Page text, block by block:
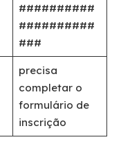
##########
##########
###
precisa
completar o
formulário de
inscrição